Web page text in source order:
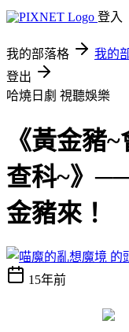
登入
我的部落格 我的
登出
哈燒日劇 視聽娛樂
《黃金豬
查科~》
金豬來！
15年前